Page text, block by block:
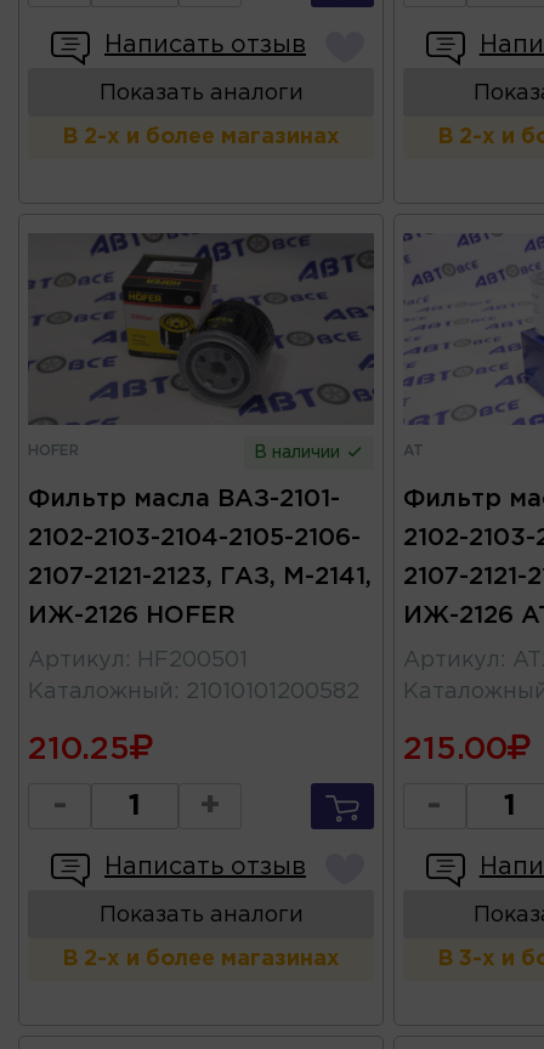
Написать отзыв
Показать аналоги
В 2-х и более магазинах В 2-х и
HOFER В наличии
Фильтр масла ВАЗ-2101-
2102-2103-2104-2105-2106-
2107-2121-2123, ГАЗ, М-2141,
ИЖ-2126 HOFER
Артикул :
HF200501
Каталожный : 21010101200582
210.25
- +
Написать отзыв
Показать аналоги
В 2-х и более магазинах
AT
Фильтр
2102-2103-
2107-2121-
ИЖ-2126
Артикул :
215.00
-
В 3-х и